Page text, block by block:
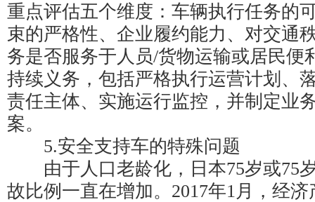
重点评估五个维度：车辆执行任务的
束的严格性、企业履约能力、对交通
务是否服务于人员/货物运输或居民便
持续义务，包括严格执行运营计划、
责任主体、实施运行监控，并制定业
案。
5.安全支持车的特殊问题
由于人口老龄化，日本75岁或75
故比例一直在增加。2017年1月，经